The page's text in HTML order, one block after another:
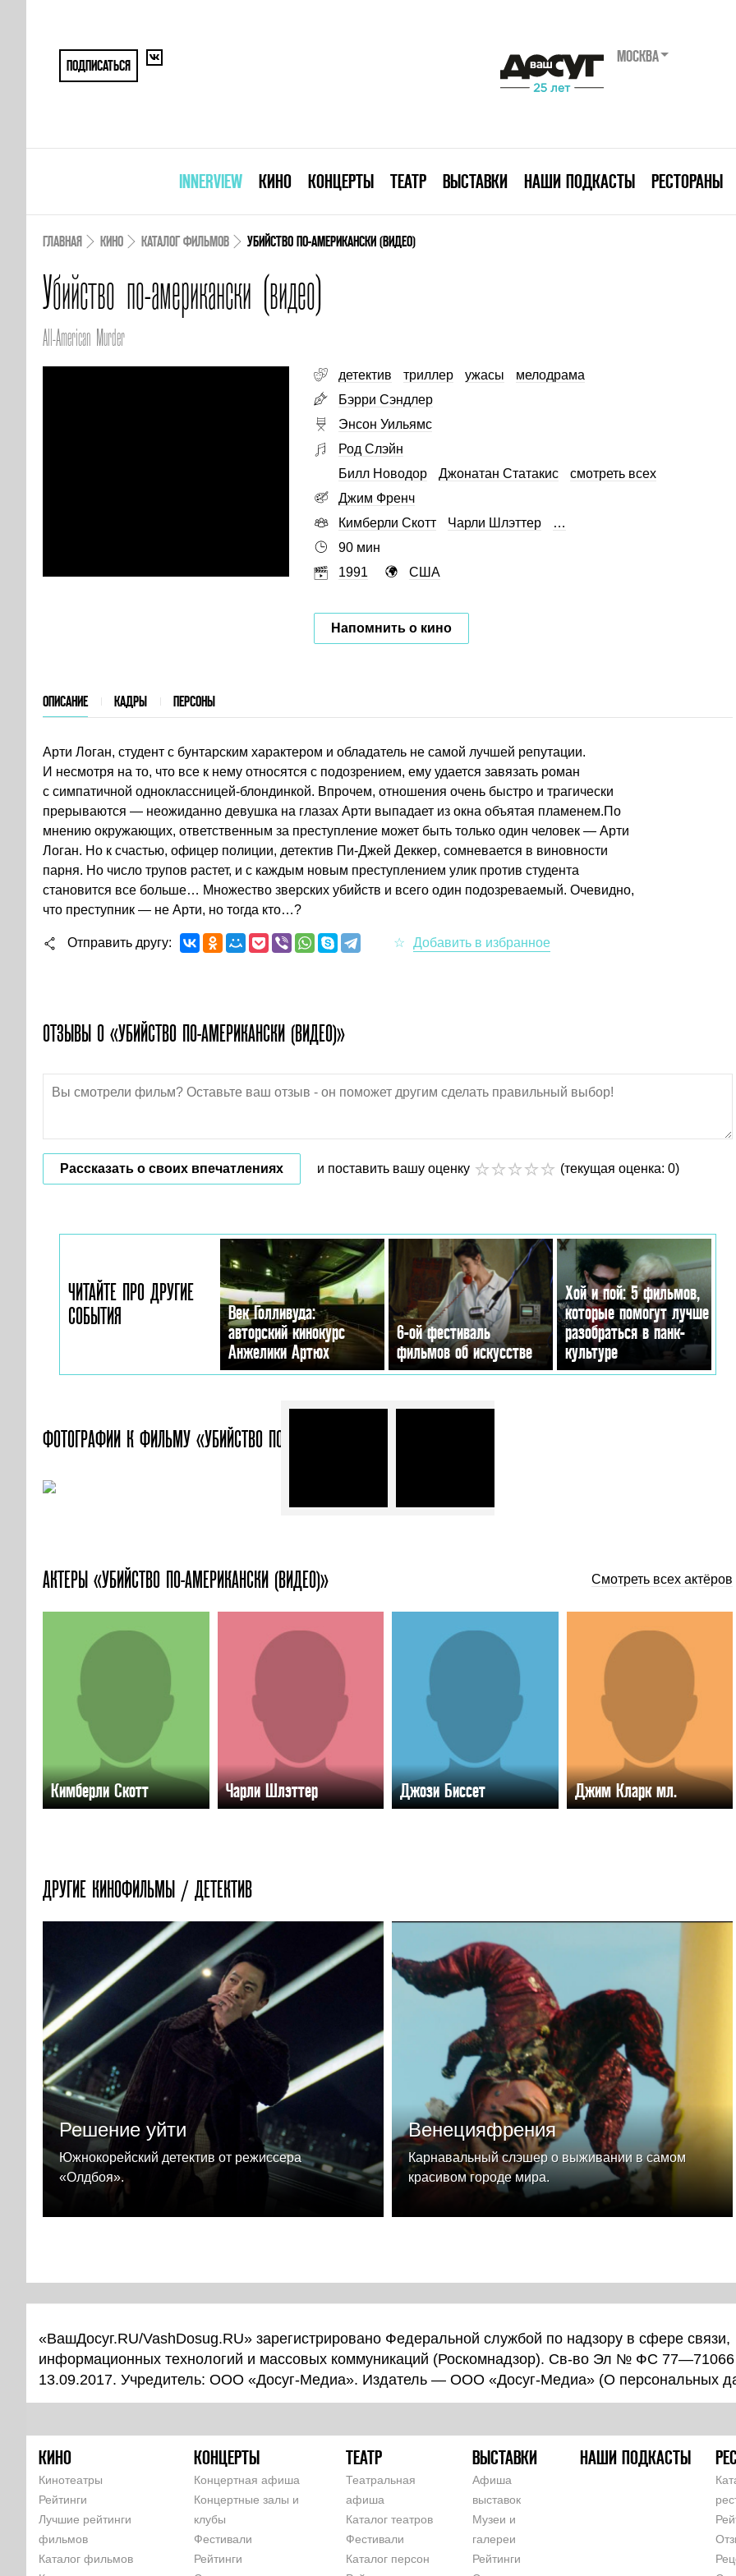
ПОДПИСАТЬСЯ
МОСКВА
INNERVIEW КИНО КОНЦЕРТЫ ТЕАТР ВЫСТАВКИ НАШИ ПОДКАСТЫ РЕСТОРАНЫ
ГЛАВНАЯ КИНО КАТАЛОГ ФИЛЬМОВ УБИЙСТВО ПО-АМЕРИКАНСКИ (ВИДЕО)
Убийство по-американски (видео)
All-American Murder
детектив триллер ужасы
мелодрама
Бэрри Сэндлер
Энсон Уильямс
Род Слэйн
Билл Новодор
Джонатан Статакис
смотреть всех
Джим Френч
Кимберли Скотт
Чарли Шлэттер
…
90 мин
1991
США
Напомнить о кино
ОПИСАНИЕ КАДРЫ ПЕРСОНЫ
Арти Логан, студент с бунтарским характером и обладатель не самой лучшей репутации.
И несмотря на то, что все к нему относятся с подозрением, ему удается завязать роман
с симпатичной одноклассницей-блондинкой. Впрочем, отношения очень быстро и трагически
прерываются — неожиданно девушка на глазах Арти выпадает из окна объятая пламенем.По
мнению окружающих, ответственным за преступление может быть только один человек — Арти
Логан. Но к счастью, офицер полиции, детектив Пи-Джей Деккер, сомневается в виновности
парня. Но число трупов растет, и с каждым новым преступлением улик против студента
становится все больше… Множество зверских убийств и всего один подозреваемый. Очевидно,
что преступник — не Арти, но тогда кто…?
Отправить другу
ОТЗЫВЫ О «УБИЙСТВО ПО-АМЕРИКАНСКИ (ВИДЕО)»
Рассказать о своих впечатлениях и поставить вашу оценку (текущая оценка: 0)
ЧИТАЙТЕ ПРО ДРУГИЕ
СОБЫТИЯ
Век Голливуда:
авторский кинокурс
Анжелики Артюх
6-ой фестиваль
фильмов об искусстве
Хой и пой: 5 фильмов,
которые помогут лучше
разобраться в панк-
культуре
ФОТОГРАФИИ К ФИЛЬМУ «УБИЙСТВО ПО-АМЕРИКАНСКИ (ВИДЕО)»
АКТЕРЫ «УБИЙСТВО ПО-АМЕРИКАНСКИ (ВИДЕО)» Смотреть всех актёров
Кимберли Скотт Чарли Шлэттер Джози Биссет Джим Кларк мл.
ДРУГИЕ КИНОФИЛЬМЫ / ДЕТЕКТИВ
Решение уйти
Южнокорейский детектив от режиссера
«Олдбоя».
Венецияфрения
Карнавальный слэшер о выживании в самом
красивом городе мира.
«ВашДосуг.RU/VashDosug.RU» зарегистрировано Федеральной службой по надзору в сфере связи,
информационных технологий и массовых коммуникаций (Роскомнадзор). Св-во Эл № ФС 77—71066
13.09.2017. Учредитель: ООО «Досуг-Медиа». Издатель — ООО «Досуг-Медиа» (О персональных
КИНО
Кинотеатры
Рейтинги
Лучшие рейтинги
фильмов
Каталог фильмов
КОНЦЕРТЫ
Концертная афиша
Концертные залы и
клубы
Фестивали
Рейтинги
ТЕАТР
Театральная
афиша
Каталог театров
Фестивали
Каталог персон
ВЫСТАВКИ
Афиша
выставок
Музеи и
галереи
Рейтинги
НАШИ ПОДКАСТЫ